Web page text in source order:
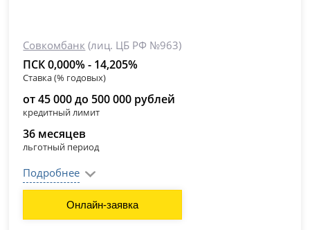
Совкомбанк (лиц. ЦБ РФ №963)
ПСК 0,000% - 14,205%
Ставка (% годовых)
от 45 000 до 500 000 рублей
кредитный лимит
36 месяцев
льготный период
Подробнее
Онлайн-заявка